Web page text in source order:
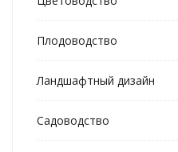
Плодоводство
Ландшафтный дизайн
Садоводство